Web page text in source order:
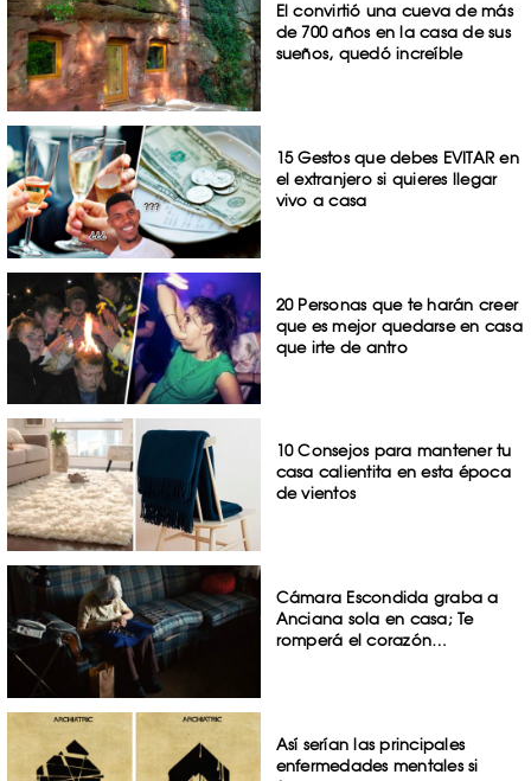
El convirtió una cueva de más
de 700 años en la casa de sus
sueños, quedó increíble
15 Gestos que debes EVITAR en
el extranjero si quieres llegar
vivo a casa
20 Personas que te harán creer
que es mejor quedarse en casa
que irte de antro
10 Consejos para mantener tu
casa calientita en esta época
de vientos
Cámara Escondida graba a
Anciana sola en casa; Te
romperá el corazón…
Así serían las principales
enfermedades mentales si